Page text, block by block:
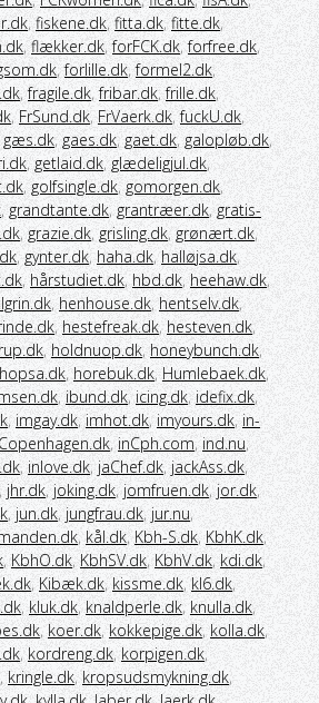
, fiskene.dk, fitta.dk, fitte.dk,
, flækker.dk,forFCK.dk,forfree.dk,
,forlille.dk,formel2.dk,
,fragile.dk,fribar.dk,frille.dk,
, FrSund.dk, FrVaerk.dk,fuckU.dk,
gæs.dk, gaes.dk, gaet.dk, galopløb.dk,
, getlaid.dk, glædeligjul.dk,
, golfsingle.dk, gomorgen.dk,
, grandtante.dk, grantræer.dk, gratis-
, grazie.dk, grisling.dk, grønært.dk,
, gynter.dk, haha.dk, halløjsa.dk,
, hårstudiet.dk, hbd.dk, heehaw.dk,
, henhouse.dk, hentselv.dk,
, hestefreak.dk, hesteven.dk,
, holdnuop.dk, honeybunch.dk,
hopsa.dk, horebuk.dk, Humlebaek.dk,
, ibund.dk, icing.dk, idefix.dk,
, imgay.dk, imhot.dk, imyours.dk, in-
, inCph.com, ind.nu,
, inlove.dk, jaChef.dk, jackAss.dk,
, jhr.dk, joking.dk, jomfruen.dk, jor.dk,
, jun.dk, jungfrau.dk, jur.nu,
, kål.dk, Kbh-S.dk, KbhK.dk,
, KbhO.dk, KbhSV.dk, KbhV.dk, kdi.dk,
, Kibæk.dk, kissme.dk, kl6.dk,
, kluk.dk, knaldperle.dk, knulla.dk,
, koer.dk, kokkepige.dk, kolla.dk,
, kordreng.dk, korpigen.dk,
, kringle.dk, kropsudsmykning.dk,